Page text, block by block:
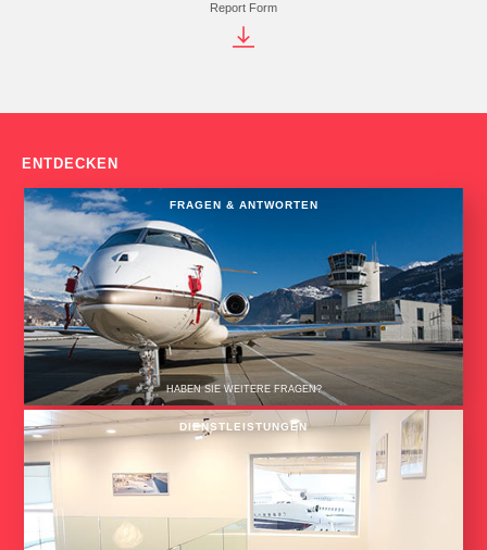
Report Form
ENTDECKEN
FRAGEN & ANTWORTEN
HABEN SIE WEITERE FRAGEN?
DIENSTLEISTUNGEN